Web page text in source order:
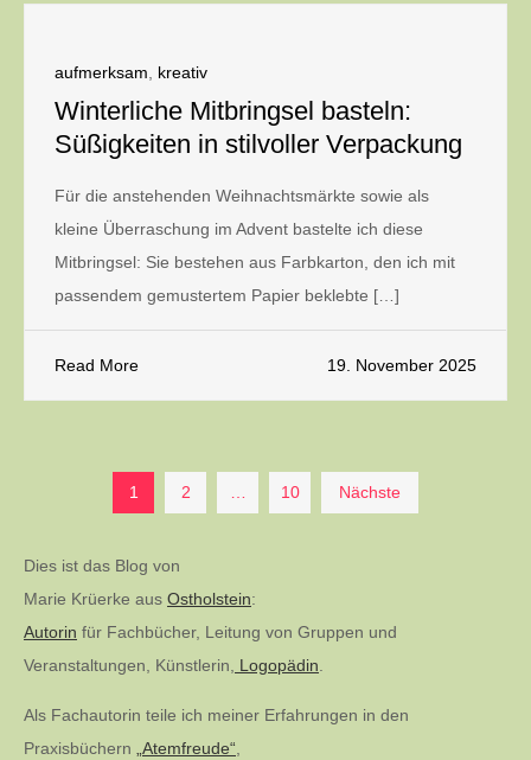
aufmerksam kreativ
Winterliche Mitbringsel basteln:
Süßigkeiten in stilvoller Verpackung
Für die anstehenden Weihnachtsmärkte sowie als
kleine Überraschung im Advent bastelte ich diese
Mitbringsel: Sie bestehen aus Farbkarton, den ich mit
passendem gemustertem Papier beklebte […]
Read More 19. November 2025
Seitennummerierung
der
Beiträge
1 2 10 Nächste
Dies ist das Blog von
Marie Krüerke aus Ostholstein:
Autorin für Fachbücher, Leitung von Gruppen und
Veranstaltungen, Künstlerin,
Logopädin
Als Fachautorin teile ich meiner Erfahrungen in den
Praxisbüchern
„Atemfreude“